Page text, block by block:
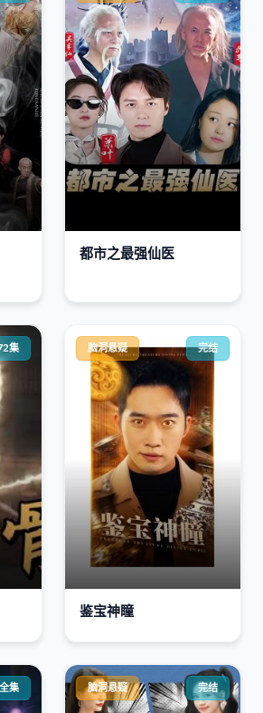
都市之最强仙医
集 脑洞悬疑 完结
鉴宝神瞳
全集 脑洞悬疑 完结